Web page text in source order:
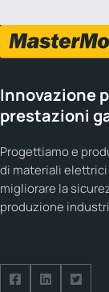
Innovazione
prestazioni
Progettiamo e
di materiali
migliorare la
produzione